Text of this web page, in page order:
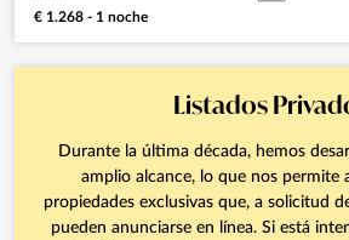
€ 1.268 - 1 noche
Listados
Durante la última década, hemos
amplio alcance, lo que nos permite
propiedades exclusivas que, a solicitud
pueden anunciarse en línea. Si está